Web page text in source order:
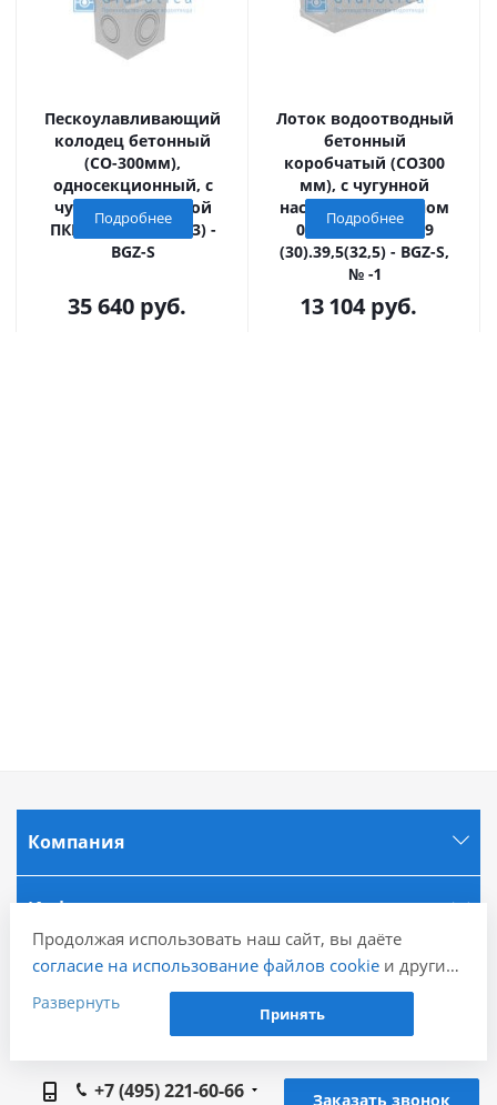
Пескоулавливающий
колодец бетонный
(СО-300мм),
односекционный, с
чугунной насадкой
ПКП 50.44(30).88(83) -
BGZ-S
35 640руб.
Подробнее
Лоток водоотводный
бетонный
коробчатый (СО300
мм), с чугунной
насадкой, с уклоном
0,5% КUу 100.39,9
(30).39,5(32,5) - BGZ-S,
№ -1
13 104руб.
Подробнее
Компания
Информация
Города
Наши контакты
+7 (495) 221-60-66
Заказать звонок
Продолжая использовать наш сайт, вы даёте
согласие на использование файлов cookieи других
пользовательских данных (включая IP-адрес,
сведения о местоположении, устройстве, действиях
ретаргетинга и использования систем аналитики
Развернуть
Принять